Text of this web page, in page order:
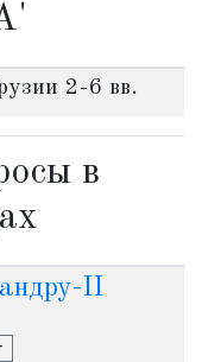
2-6 вв.
в
II